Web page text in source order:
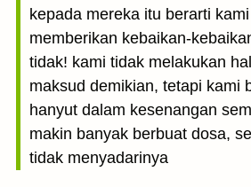
kepada mereka itu berarti
memberikan kebaikan-
tidak! kami tidak melakukan
maksud demikian, tetapi kami
hanyut dalam kesenangan
makin banyak berbuat dosa,
tidak menyadarinya